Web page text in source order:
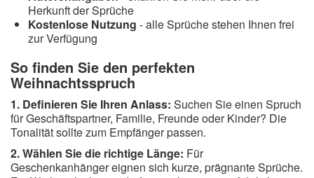
Herkunft der Sprüche
Kostenlose Nutzung - alle Sprüche stehen Ihnen frei
zur Verfügung
So finden Sie den perfekten
Weihnachtsspruch
1. Definieren Sie Ihren Anlass: Suchen Sie einen Spruch
für Geschäftspartner, Familie, Freunde oder Kinder? Die
Tonalität sollte zum Empfänger passen.
2. Wählen Sie die richtige Länge: Für
Geschenkanhänger eignen sich kurze, prägnante Sprüche.